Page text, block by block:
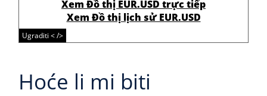
Xem Đồ thị EUR.USD trực tiếp
Xem Đồ thị lịch sử EUR.USD
Ugraditi < />
Hoće li mi biti